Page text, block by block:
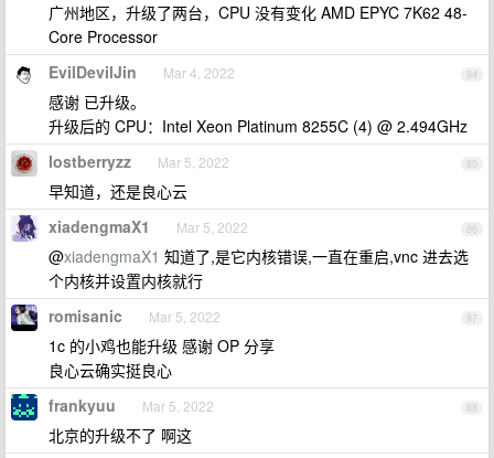
广州地区，升级了两台，CPU 没有变化 AMD EPYC 7K62 48-
Core Processor
84
EvilDevilJin Mar 4, 2022
感谢 已升级。
升级后的 CPU：Intel Xeon Platinum 8255C (4) @ 2.494GHz
85
lostberryzz Mar 5, 2022
早知道，还是良心云
86
xiadengmaX1 Mar 5, 2022
@xiadengmaX1 知道了,是它内核错误,一直在重启,vnc 进去选
个内核并设置内核就行
87
romisanic Mar 5, 2022
1c 的小鸡也能升级 感谢 OP 分享
良心云确实挺良心
88
frankyuu Mar 5, 2022
北京的升级不了 啊这